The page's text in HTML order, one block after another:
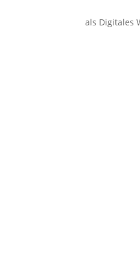
als Digitales